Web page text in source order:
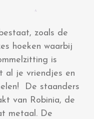
zoals de
hoeken waarbij
is
al je vriendjes en
De staanders
van Robinia, de
metaal. De